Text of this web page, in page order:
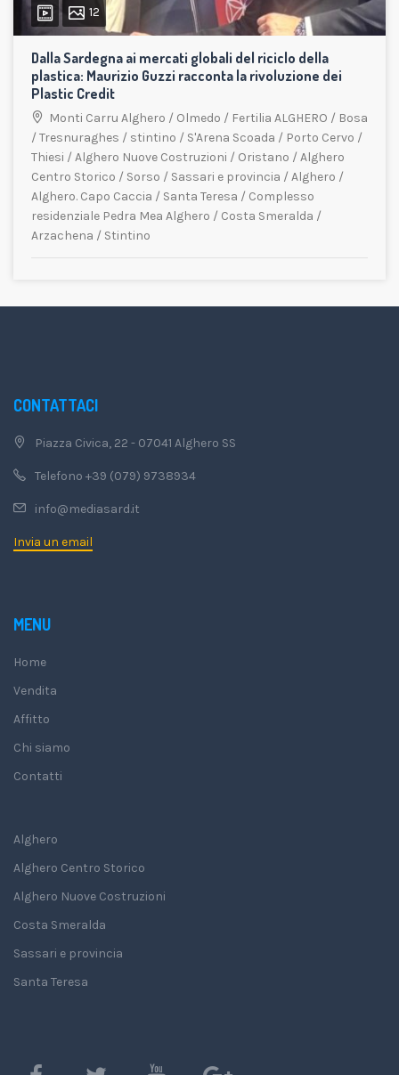
12
Dalla Sardegna ai mercati globali del riciclo della
plastica: Maurizio Guzzi racconta la rivoluzione dei
Plastic Credit
Monti Carru Alghero / Olmedo / Fertilia ALGHERO / Bosa
/ Tresnuraghes / stintino / S'Arena Scoada / Porto Cervo /
Thiesi / Alghero Nuove Costruzioni / Oristano / Alghero
Centro Storico / Sorso / Sassari e provincia / Alghero /
Alghero. Capo Caccia / Santa Teresa / Complesso
residenziale Pedra Mea Alghero / Costa Smeralda /
Arzachena / Stintino
CONTATTACI
Piazza Civica, 22 - 07041 Alghero SS
Telefono +39 (079) 9738934
info@mediasard.it
Invia un email
MENU
Home
Vendita
Affitto
Chi siamo
Contatti
Alghero
Alghero Centro Storico
Alghero Nuove Costruzioni
Costa Smeralda
Sassari e provincia
Santa Teresa